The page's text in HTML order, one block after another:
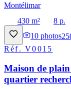
Montélimar
430 m²
8 p.
10 photos
Réf.V0015
Maison de plain
quartier